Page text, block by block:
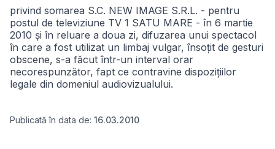
privind somarea S.C. NEW IMAGE S.R.L. - pentru
postul de televiziune TV 1 SATU MARE - în 6 martie
2010 și în reluare a doua zi, difuzarea unui spectacol
în care a fost utilizat un limbaj vulgar, însoțit de gesturi
obscene, s-a făcut într-un interval orar
necorespunzător, fapt ce contravine dispozițiilor
legale din domeniul audiovizualului.
Publicată în data de: 16.03.2010